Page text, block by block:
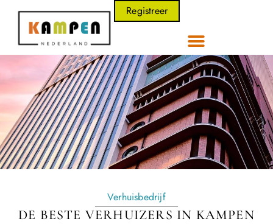
Registreer
Verhuisbedrijf
DE BESTE VERHUIZERS IN KAMPEN